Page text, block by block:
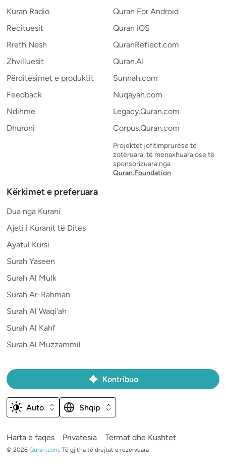
Kuran Radio
Recituesit
Rreth Nesh
Zhvilluesit
Përditësimet e produktit
Feedback
Ndihmë
Dhuroni
Quran For Android
Quran iOS
QuranReflect.com
Quran.AI
Sunnah.com
Nuqayah.com
Legacy.Quran.com
Corpus.Quran.com
Projektet jofitimprurëse të
zotëruara, të menaxhuara ose të
sponsorizuara nga
Quran.Foundation
Kërkimet e preferuara
Dua nga Kurani
Ajeti i Kuranit të Ditës
Ayatul Kursi
Surah Yaseen
Surah Al Mulk
Surah Ar-Rahman
Surah Al Waqi'ah
Surah Al Kahf
Surah Al Muzzammil
Harta e faqes Privatësia Termat dhe Kushtet
© 2026 Quran.com. Të gjitha të drejtat e rezervuara
Kontribuo
Auto Shqip